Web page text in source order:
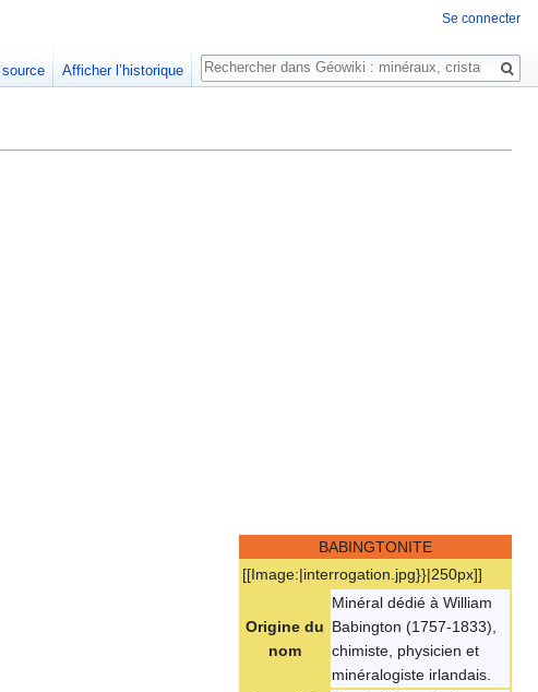
BABINGTONITE
[[Image:|interrogation.jpg}}|250px]]
Origine du
nom
Minéral dédié à William
Babington (1757-1833),
chimiste, physicien et
minéralogiste irlandais.
Se connecter
Afficher l’historique
Rechercher